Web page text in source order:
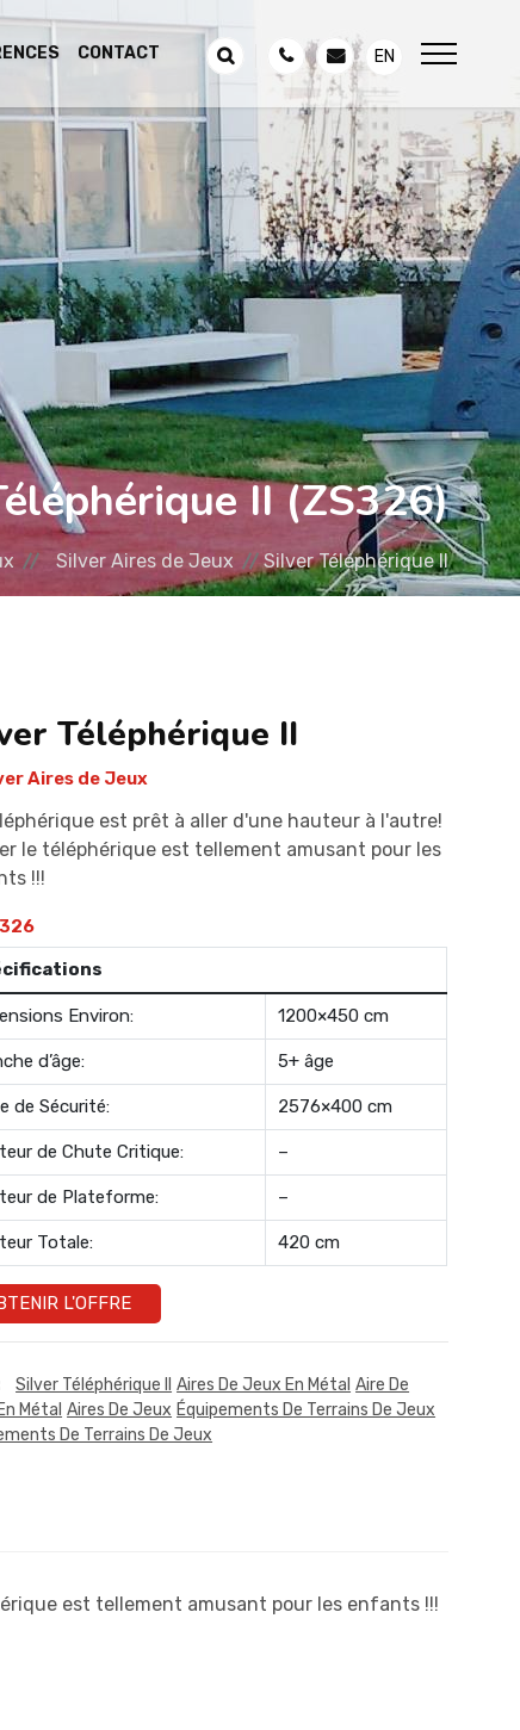
CONTACT EN
II (ZS326)
Silver Aires de Jeux Silver Téléphérique II
Téléphérique II
Aires de Jeux
est prêt à aller d'une hauteur à l'autre!
le téléphérique est tellement amusant pour les
!!!
Environ: 1200×450 cm
d’âge: 5+ âge
de Sécurité: 2576×400 cm
de Chute Critique: –
de Plateforme: –
Totale: 420 cm
L'OFFRE
Silver Téléphérique II Aires De Jeux En Métal Aire De
Métal Aires De Jeux Équipements De Terrains De Jeux
De Terrains De Jeux
est tellement amusant pour les enfants !!!